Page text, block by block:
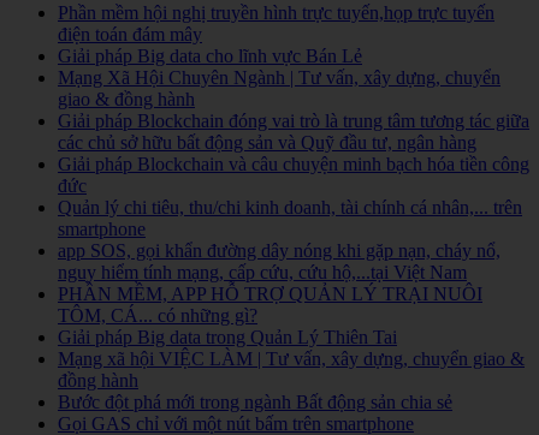
Phần mềm hội nghị truyền hình trực tuyến,họp trực tuyến
điện toán đám mây
Giải pháp Big data cho lĩnh vực Bán Lẻ
Mạng Xã Hội Chuyên Ngành | Tư vấn, xây dựng, chuyển
giao & đồng hành
Giải pháp Blockchain đóng vai trò là trung tâm tương tác giữa
các chủ sở hữu bất động sản và Quỹ đầu tư, ngân hàng
Giải pháp Blockchain và câu chuyện minh bạch hóa tiền công
đức
Quản lý chi tiêu, thu/chi kinh doanh, tài chính cá nhân,... trên
smartphone
app SOS, gọi khẩn đường dây nóng khi gặp nạn, cháy nổ,
nguy hiểm tính mạng, cấp cứu, cứu hộ,...tại Việt Nam
PHẦN MỀM, APP HỖ TRỢ QUẢN LÝ TRẠI NUÔI
TÔM, CÁ... có những gì?
Giải pháp Big data trong Quản Lý Thiên Tai
Mạng xã hội VIỆC LÀM | Tư vấn, xây dựng, chuyển giao &
đồng hành
Bước đột phá mới trong ngành Bất động sản chia sẻ
Gọi GAS chỉ với một nút bấm trên smartphone